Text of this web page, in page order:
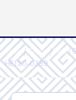
Inicio/Graco/PRO/
HE120-0389